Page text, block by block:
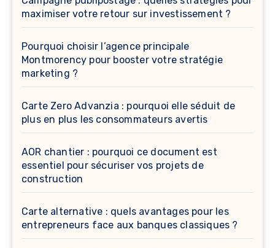
maximiser votre retour sur investissement ?
Pourquoi choisir l’agence principale
Montmorency pour booster votre stratégie
marketing ?
Carte Zero Advanzia : pourquoi elle séduit de
plus en plus les consommateurs avertis
AOR chantier : pourquoi ce document est
essentiel pour sécuriser vos projets de
construction
Carte alternative : quels avantages pour les
entrepreneurs face aux banques classiques ?